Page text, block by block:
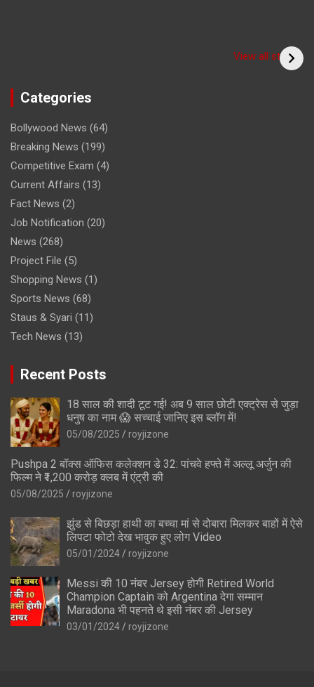
View all stories
(Bitiya) बिटिया
Categories
Bollywood News (64)
Breaking News (199)
Competitive Exam (4)
Current Affairs (13)
Fact News (2)
Job Notification (20)
News (268)
Project File (5)
Shopping News (1)
Sports News (68)
Staus & Syari (11)
Tech News (13)
Recent Posts
18 साल की शादी टूट गई! अब 9 साल छोटी एक्ट्रेस से जुड़ा
धनुष का नाम 😱 सच्चाई जानिए इस ब्लॉग में!
05/08/2025 royjizone
Pushpa 2 बॉक्स ऑफिस कलेक्शन डे 32: पांचवे हफ्ते में अल्लू अर्जुन की
फिल्म ने ₹1,200 करोड़ क्लब में एंट्री की
05/08/2025 royjizone
झुंड से बिछड़ा हाथी का बच्चा मां से दोबारा मिलकर बाहों में ऐसे
लिपटा फोटो देख भावुक हुए लोग Video
05/01/2024 royjizone
Messi की 10 नंबर Jersey होगी Retired World
Champion Captain को Argentina देगा सम्मान
Maradona भी पहनते थे इसी नंबर की Jersey
03/01/2024 royjizone